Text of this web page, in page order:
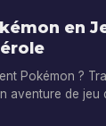
en
Pokémon ?
aventure de jeu